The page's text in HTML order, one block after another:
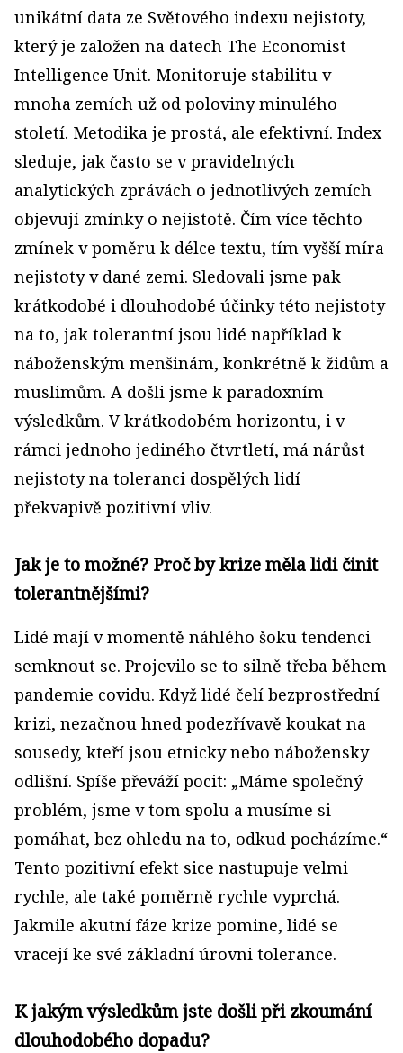
unikátní data ze Světového indexu nejistoty,
který je založen na datech The Economist
Intelligence Unit. Monitoruje stabilitu v
mnoha zemích už od poloviny minulého
století. Metodika je prostá, ale efektivní. Index
sleduje, jak často se v pravidelných
analytických zprávách o jednotlivých zemích
objevují zmínky o nejistotě. Čím více těchto
zmínek v poměru k délce textu, tím vyšší míra
nejistoty v dané zemi. Sledovali jsme pak
krátkodobé i dlouhodobé účinky této nejistoty
na to, jak tolerantní jsou lidé například k
náboženským menšinám, konkrétně k židům a
muslimům. A došli jsme k paradoxním
výsledkům. V krátkodobém horizontu, i v
rámci jednoho jediného čtvrtletí, má nárůst
nejistoty na toleranci dospělých lidí
překvapivě pozitivní vliv.
Jak je to možné? Proč by krize měla lidi činit
tolerantnějšími?
Lidé mají v momentě náhlého šoku tendenci
semknout se. Projevilo se to silně třeba během
pandemie covidu. Když lidé čelí bezprostřední
krizi, nezačnou hned podezřívavě koukat na
sousedy, kteří jsou etnicky nebo nábožensky
odlišní. Spíše převáží pocit: „Máme společný
problém, jsme v tom spolu a musíme si
pomáhat, bez ohledu na to, odkud pocházíme.“
Tento pozitivní efekt sice nastupuje velmi
rychle, ale také poměrně rychle vyprchá.
Jakmile akutní fáze krize pomine, lidé se
vracejí ke své základní úrovni tolerance.
K jakým výsledkům jste došli při zkoumání
dlouhodobého dopadu?